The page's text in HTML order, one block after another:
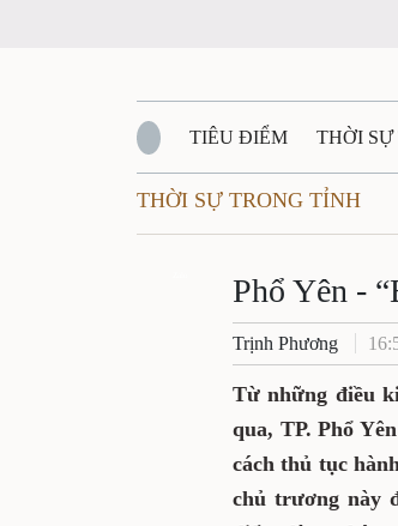
TIÊU ĐIỂM THỜI
QUỐC PHÒNG - AN NINH
QUÊ HƯƠNG - ĐẤT NƯỚC
VĂN BẢN, CHÍNH SÁCH
THỜI SỰ TRONG TỈNH
Phổ Yên -
Trịnh Phương
Từ những điều
qua, TP. Phổ
cách thủ tục
chủ trương này